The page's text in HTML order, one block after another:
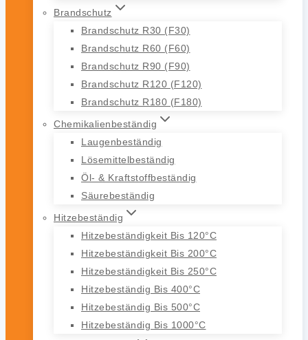
Brandschutz
Brandschutz R30 (F30)
Brandschutz R60 (F60)
Brandschutz R90 (F90)
Brandschutz R120 (F120)
Brandschutz R180 (F180)
Chemikalienbeständig
Laugenbeständig
Lösemittelbeständig
Öl- & Kraftstoffbeständig
Säurebeständig
Hitzebeständig
Hitzebeständigkeit Bis 120°C
Hitzebeständigkeit Bis 200°C
Hitzebeständigkeit Bis 250°C
Hitzebeständig Bis 400°C
Hitzebeständig Bis 500°C
Hitzebeständig Bis 1000°C